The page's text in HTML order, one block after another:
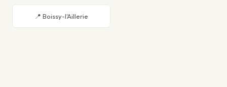
📍 Boissy-l'Aillerie